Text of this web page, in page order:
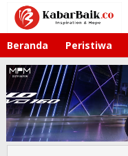
Lewati
konten
Beranda Peristiwa